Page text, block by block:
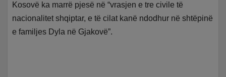
Kosovë ka marrë pjesë në “vrasjen e tre civile të
nacionalitet shqiptar, e të cilat kanë ndodhur në shtëpinë
e familjes Dyla në Gjakovë”.